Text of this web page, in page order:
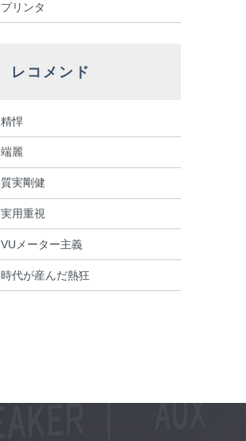
プリンタ
レコメンド
精悍
端麗
質実剛健
実用重視
VUメーター主義
時代が産んだ熱狂